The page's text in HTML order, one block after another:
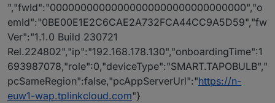
","fwId":"00000000000000000000000000000000","o
emId":"0BE00E1E2C6CAE2A732FCA44CC9A5D59","fw
Ver":"1.1.0 Build 230721
Rel.224802","ip":"192.168.178.130","onboardingTime":1
693987078,"role":0,"deviceType":"SMART.TAPOBULB","
pcSameRegion":false,"pcAppServerUrl":"https://n-
euw1-wap.tplinkcloud.com"}